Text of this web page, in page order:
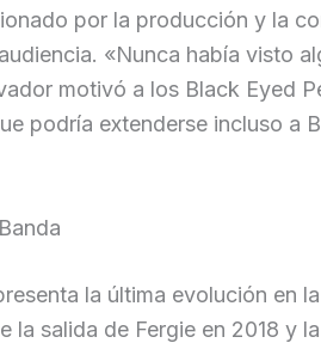
por la producción y la
«Nunca había visto
motivó a los Black Eyed
podría extenderse incluso a
la última evolución en
la salida de Fergie en 2018 y